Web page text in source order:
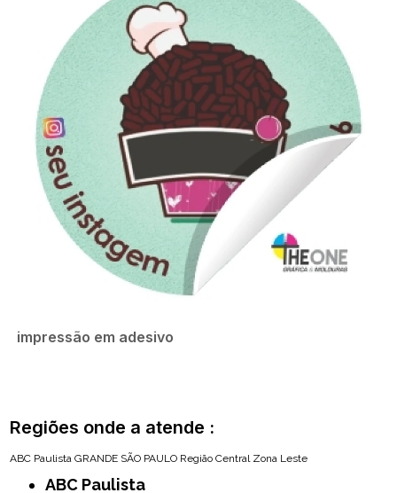
impressão em adesivo
Regiões onde a atende :
ABC Paulista GRANDE SÃO PAULO Região Central Zona Leste
ABC Paulista